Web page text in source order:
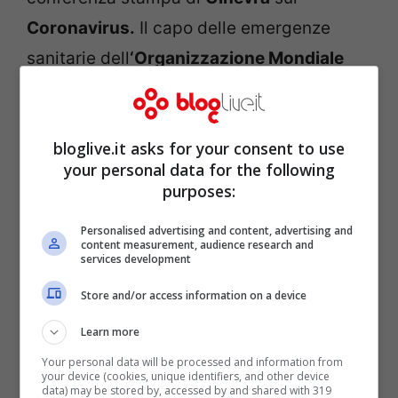
Coronavirus. Il capo delle emergenze
sanitarie dell‘Organizzazione Mondiale
dichiara che sarà inevitabile
avere nuove ondate. Purtroppo non si è
ancora riusciti a sopprimere il virus in tutta
l’Europa ed anche i paesi che sono riusciti
Poi continua affermando che questo virus
non è stagionale come l’influenza e che se
si allenteranno le restrizioni ci saranno
nuove ondatee picchi. Questo significa
che l’unica cosa da fare è non allentare la
presa e cercare di sopprimere l’espansione
bloglive.it asks for your consent to use
your personal data for the following
purposes:
Personalised advertising and content, advertising and
content measurement, audience research and
services development
Store and/or access information on a device
Learn more
Your personal data will be processed and information from
your device (cookies, unique identifiers, and other device
data) may be stored by, accessed by and shared with 319